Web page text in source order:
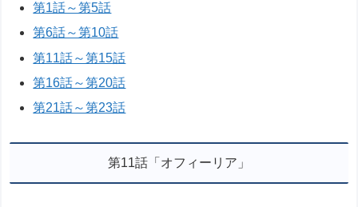
第1話～第5話
第6話～第10話
第11話～第15話
第16話～第20話
第21話～第23話
第11話「オフィーリア」